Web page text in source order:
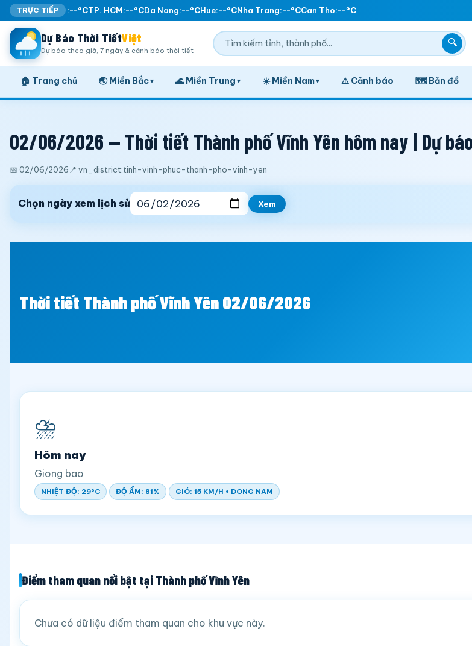
TRỰC TIẾP
Ha Noi:--°CTP. HCM:--°CDa Nang:--°CHue:--°CNha Trang:--°CCan Tho:--°C
Dự Báo Thời TiếtViệt
Dự báo theo giờ, 7 ngày & cảnh báo thời tiết
🔍
🏠 Trang chủ 🌏 Miền Bắc▾ 🌊 Miền Trung ▾ ☀️ Miền Nam▾ ⚠️ Cảnh báo 🗺️ Bản đồ
02/06/2026 — Thời tiết Thành phố Vĩnh Yên hôm nay | Dự
📅 02/06/2026 📍 vn_district:tinh-vinh-phuc-thanh-pho-vinh-yen
Chọn ngày xem lịch sử Xem
Thời tiết Thành phố Vĩnh Yên 02/06/2026
⛈️
Hôm nay
Giong bao
NHIỆT ĐỘ: 29°C ĐỘ ẨM: 81% GIÓ: 15 KM/H • DONG NAM
Điểm tham quan nổi bật tại Thành phố Vĩnh Yên
Chưa có dữ liệu điểm tham quan cho khu vực này.